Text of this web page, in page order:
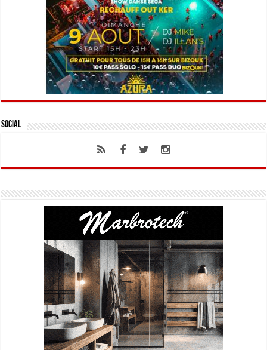
Social